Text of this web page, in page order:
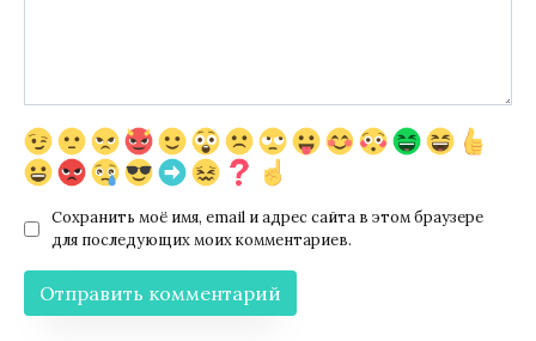
Сохранить моё имя, email и адрес сайта в этом браузере
для последующих моих комментариев.